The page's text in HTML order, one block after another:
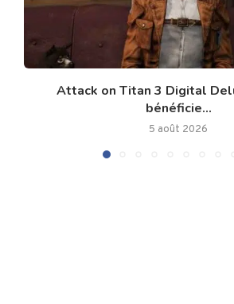
Attack on Titan 3 Digital
bénéficie...
5 août 2026